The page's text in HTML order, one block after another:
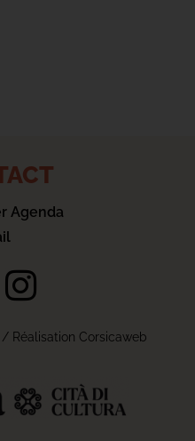
Agenda
Réalisation Corsicaweb